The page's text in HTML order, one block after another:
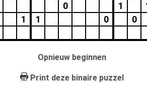
0 1
1
1 0
0
Opnieuw beginnen
Print deze binaire puzzel